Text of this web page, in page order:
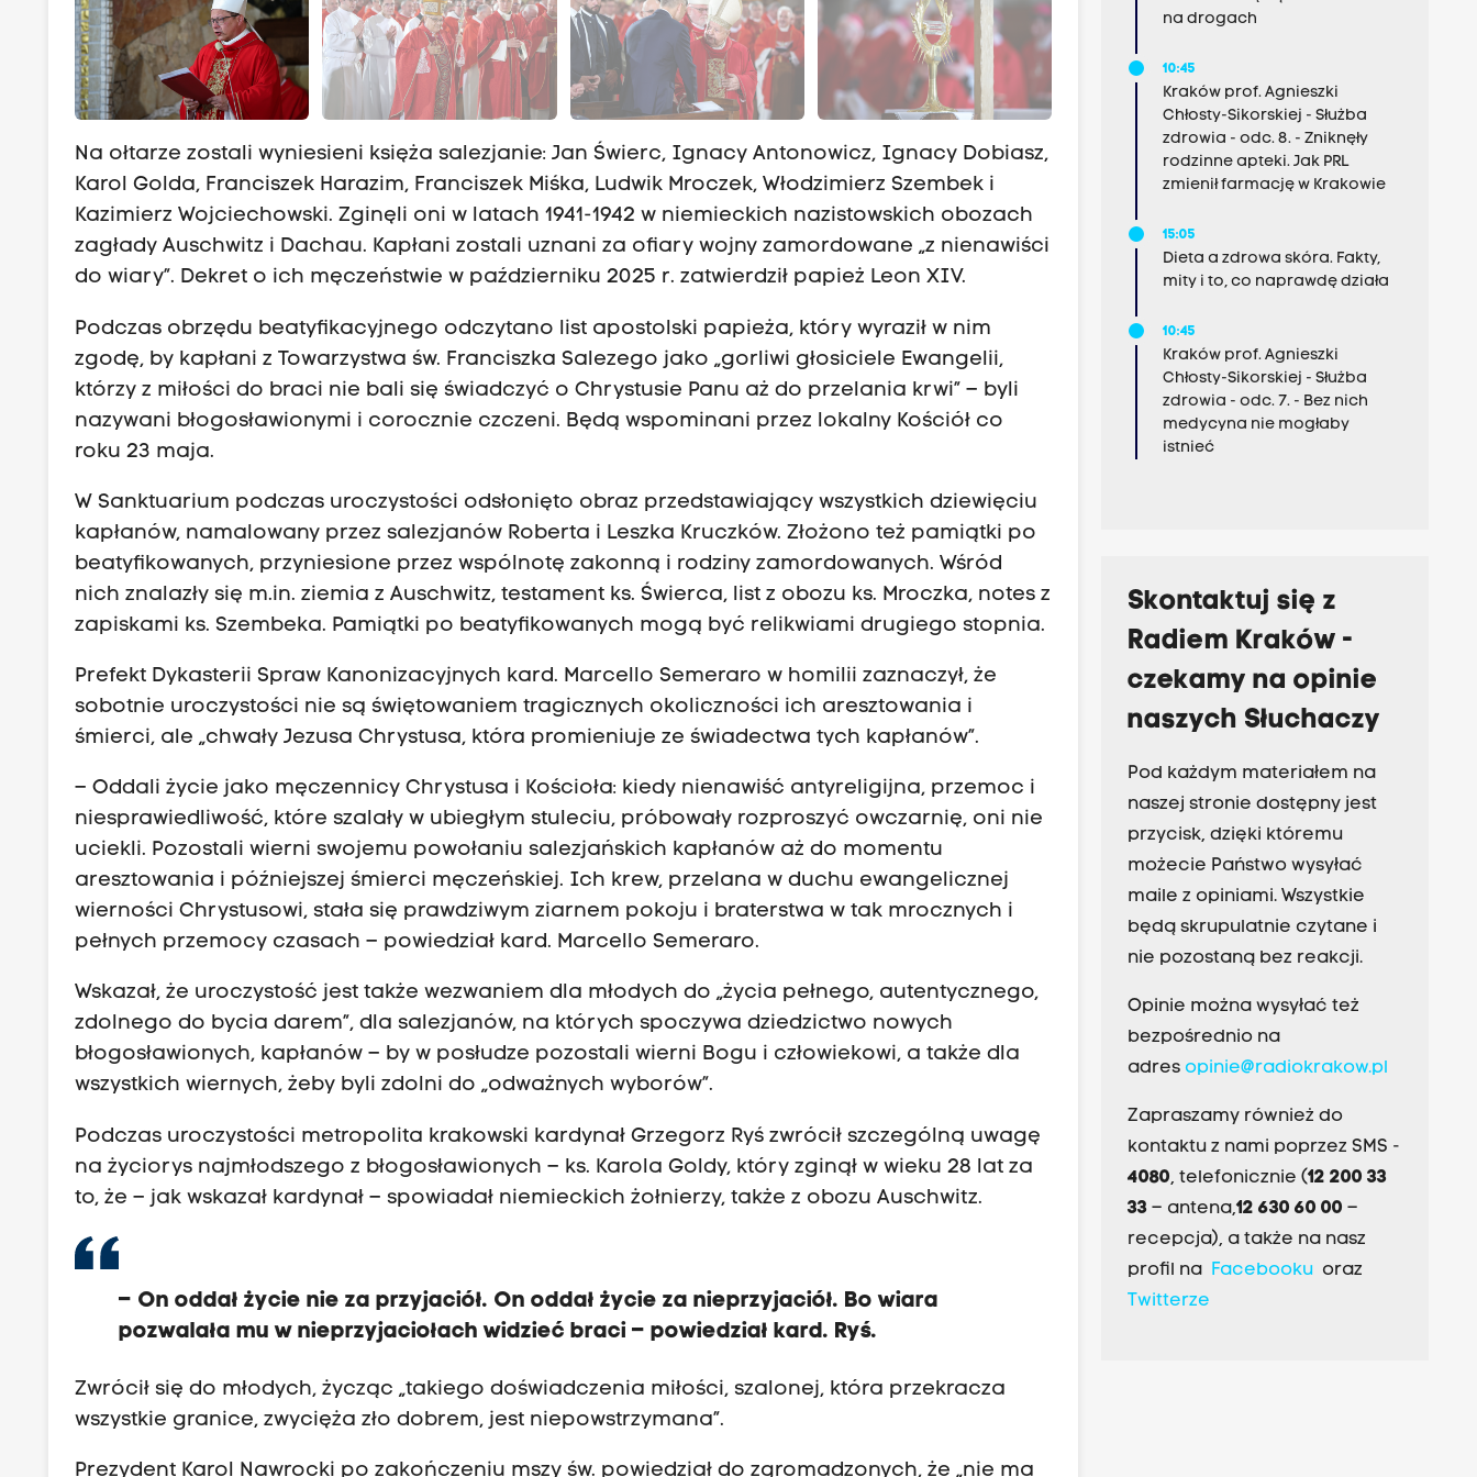
Na ołtarze zostali wyniesieni księża salezjanie: Jan Świerc, Ignacy Antonowicz, Ignacy Dobiasz,
Karol Golda, Franciszek Harazim, Franciszek Miśka, Ludwik Mroczek, Włodzimierz Szembek i
Kazimierz Wojciechowski. Zginęli oni w latach 1941-1942 w niemieckich nazistowskich obozach
zagłady Auschwitz i Dachau. Kapłani zostali uznani za ofiary wojny zamordowane „z nienawiści
do wiary”. Dekret o ich męczeństwie w październiku 2025 r. zatwierdził papież Leon XIV.
Podczas obrzędu beatyfikacyjnego odczytano list apostolski papieża, który wyraził w nim
zgodę, by kapłani z Towarzystwa św. Franciszka Salezego jako „gorliwi głosiciele Ewangelii,
którzy z miłości do braci nie bali się świadczyć o Chrystusie Panu aż do przelania krwi” – byli
nazywani błogosławionymi i corocznie czczeni. Będą wspominani przez lokalny Kościół co
roku 23 maja.
W Sanktuarium podczas uroczystości odsłonięto obraz przedstawiający wszystkich dziewięciu
kapłanów, namalowany przez salezjanów Roberta i Leszka Kruczków. Złożono też pamiątki po
beatyfikowanych, przyniesione przez wspólnotę zakonną i rodziny zamordowanych. Wśród
nich znalazły się m.in. ziemia z Auschwitz, testament ks. Świerca, list z obozu ks. Mroczka, notes z
zapiskami ks. Szembeka. Pamiątki po beatyfikowanych mogą być relikwiami drugiego stopnia.
Prefekt Dykasterii Spraw Kanonizacyjnych kard. Marcello Semeraro w homilii zaznaczył, że
sobotnie uroczystości nie są świętowaniem tragicznych okoliczności ich aresztowania i
śmierci, ale „chwały Jezusa Chrystusa, która promieniuje ze świadectwa tych kapłanów”.
– Oddali życie jako męczennicy Chrystusa i Kościoła: kiedy nienawiść antyreligijna, przemoc i
niesprawiedliwość, które szalały w ubiegłym stuleciu, próbowały rozproszyć owczarnię, oni nie
uciekli. Pozostali wierni swojemu powołaniu salezjańskich kapłanów aż do momentu
aresztowania i późniejszej śmierci męczeńskiej. Ich krew, przelana w duchu ewangelicznej
wierności Chrystusowi, stała się prawdziwym ziarnem pokoju i braterstwa w tak mrocznych i
pełnych przemocy czasach – powiedział kard. Marcello Semeraro.
Wskazał, że uroczystość jest także wezwaniem dla młodych do „życia pełnego, autentycznego,
zdolnego do bycia darem”, dla salezjanów, na których spoczywa dziedzictwo nowych
błogosławionych, kapłanów – by w posłudze pozostali wierni Bogu i człowiekowi, a także dla
wszystkich wiernych, żeby byli zdolni do „odważnych wyborów”.
Podczas uroczystości metropolita krakowski kardynał Grzegorz Ryś zwrócił szczególną uwagę
na życiorys najmłodszego z błogosławionych – ks. Karola Goldy, który zginął w wieku 28 lat za
to, że – jak wskazał kardynał – spowiadał niemieckich żołnierzy, także z obozu Auschwitz.
– On oddał życie nie za przyjaciół. On oddał życie za nieprzyjaciół. Bo wiara
pozwalała mu w nieprzyjaciołach widzieć braci – powiedział kard. Ryś.
Zwrócił się do młodych, życząc „takiego doświadczenia miłości, szalonej, która przekracza
wszystkie granice, zwycięża zło dobrem, jest niepowstrzymana”.
Prezydent Karol Nawrocki po zakończeniu mszy św. powiedział do zgromadzonych, że „nie ma
na drogach
10:45
Kraków prof. Agnieszki
Chłosty-Sikorskiej - Służba
zdrowia - odc. 8. - Zniknęły
rodzinne apteki. Jak PRL
zmienił farmację w Krakowie
15:05
Dieta a zdrowa skóra. Fakty,
mity i to, co naprawdę działa
10:45
Kraków prof. Agnieszki
Chłosty-Sikorskiej - Służba
zdrowia - odc. 7. - Bez nich
medycyna nie mogłaby
istnieć
Skontaktuj się z
Radiem Kraków -
czekamy na opinie
naszych Słuchaczy
Pod każdym materiałem na
naszej stronie dostępny jest
przycisk, dzięki któremu
możecie Państwo wysyłać
maile z opiniami. Wszystkie
będą skrupulatnie czytane i
nie pozostaną bez reakcji.
Opinie można wysyłać też
bezpośrednio na
adres opinie@radiokrakow.pl
Zapraszamy również do
kontaktu z nami poprzez SMS -
4080, telefonicznie (12 200 33
33– antena,12 630 60 00 –
recepcja), a także na nasz
profil na Facebookuoraz
Twitterze